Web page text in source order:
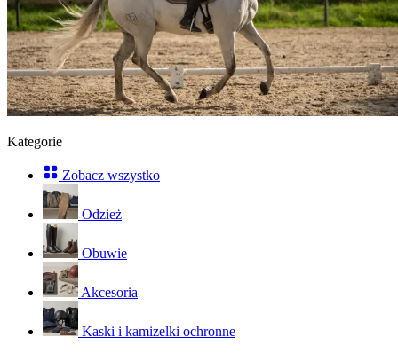
Kategorie
Zobacz wszystko
Odzież
Obuwie
Akcesoria
Kaski i kamizelki ochronne